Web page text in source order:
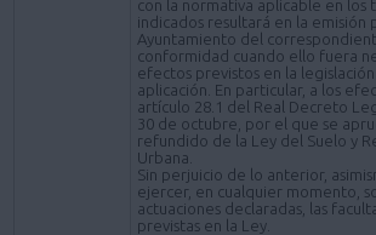
con la normativa aplicable en los
indicados resultará en la emisión
Ayuntamiento del
conformidad cuando ello fuera
efectos previstos en la
aplicación. En particular, a los
artículo 28.1 del Real Decreto
30 de octubre, por el que se
refundido de la Ley del Suelo y
Urbana.
Sin perjuicio de lo anterior,
ejercer, en cualquier momento,
actuaciones declaradas, las
previstas en la Ley.